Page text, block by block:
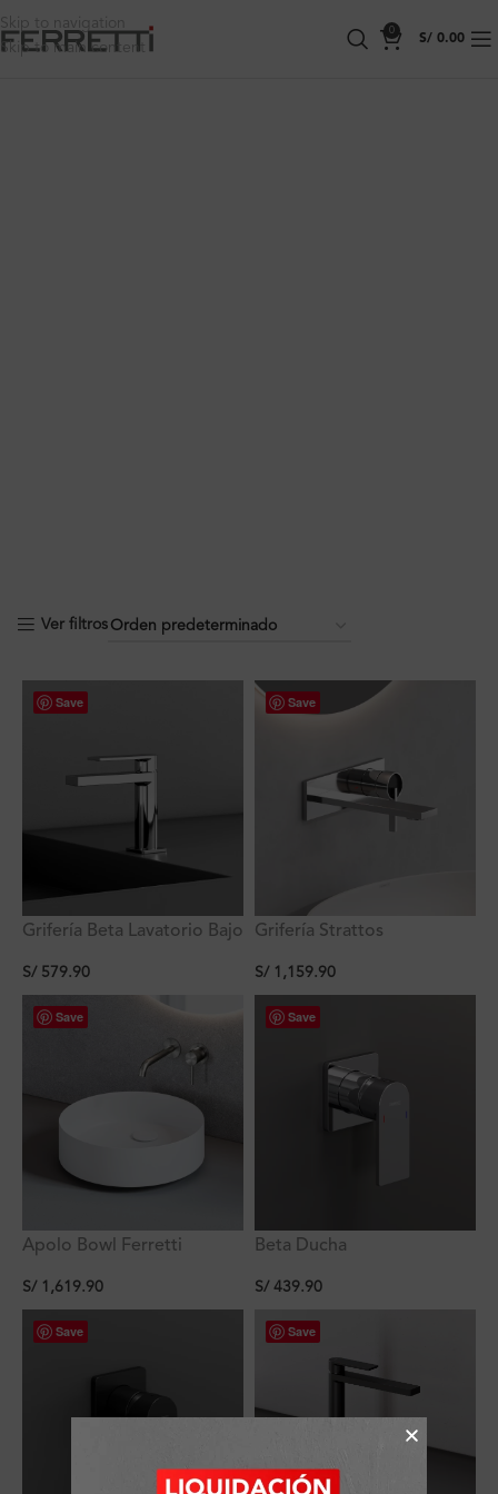
Skip to navigation
Skip to main content
0
S/ 0.00
Ver filtros
Save
Grifería Beta Lavatorio Bajo
S/579.90
Save
Grifería Strattos
Ferretti
S/1,159.90
Save
Apolo Bowl Ferretti
40X40X12Cm
S/1,619.90
Save
Beta Ducha
S/439.90
Save Save